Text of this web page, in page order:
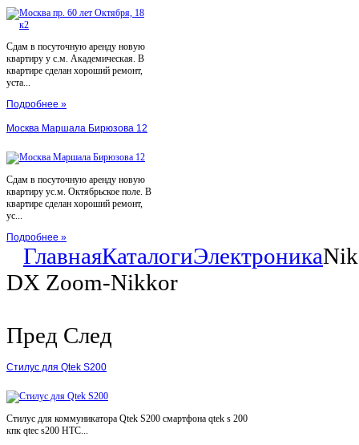
Сдам в посуточную аренду новую
квартиру у с.м. Академическая. В
квартире сделан хороший ремонт,
уста...
Подробнее »
Москва Маршала Бирюзова 12
Сдам в посуточную аренду новую
квартиру ус.м. Октябрьское поле. В
квартире сделан хороший ремонт,
ус...
Подробнее »
ГлавнаяКаталогиЭлектроника
DX Zoom-Nikkor
Пред След
Стилус для Qtek S200
Стилус для коммуникатора Qtek S200 смартфона qtek s 200
кпк qtec s200 HTC...